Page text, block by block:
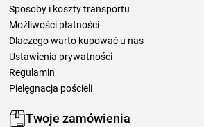
Sposoby i koszty transportu
Możliwości płatności
Dlaczego warto kupować u nas
Ustawienia prywatności
Regulamin
Pielęgnacja pościeli
Twoje zamówienia